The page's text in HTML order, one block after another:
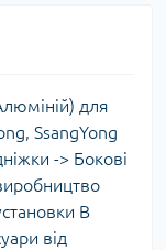
для
SsangYong
-> Бокові
В
від